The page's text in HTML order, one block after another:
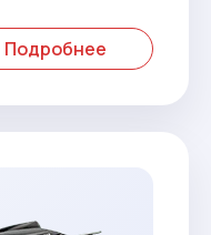
Подробнее